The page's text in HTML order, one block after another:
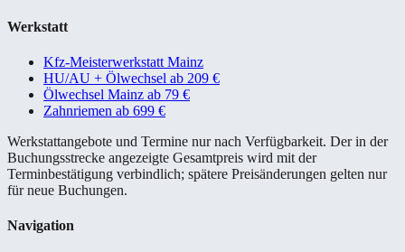
Werkstatt
Kfz-Meisterwerkstatt Mainz
HU/AU + Ölwechsel ab 209 €
Ölwechsel Mainz ab 79 €
Zahnriemen ab 699 €
Werkstattangebote und Termine nur nach Verfügbarkeit. Der in der
Buchungsstrecke angezeigte Gesamtpreis wird mit der
Terminbestätigung verbindlich; spätere Preisänderungen gelten nur
für neue Buchungen.
Navigation